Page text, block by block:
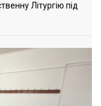
Літургію під